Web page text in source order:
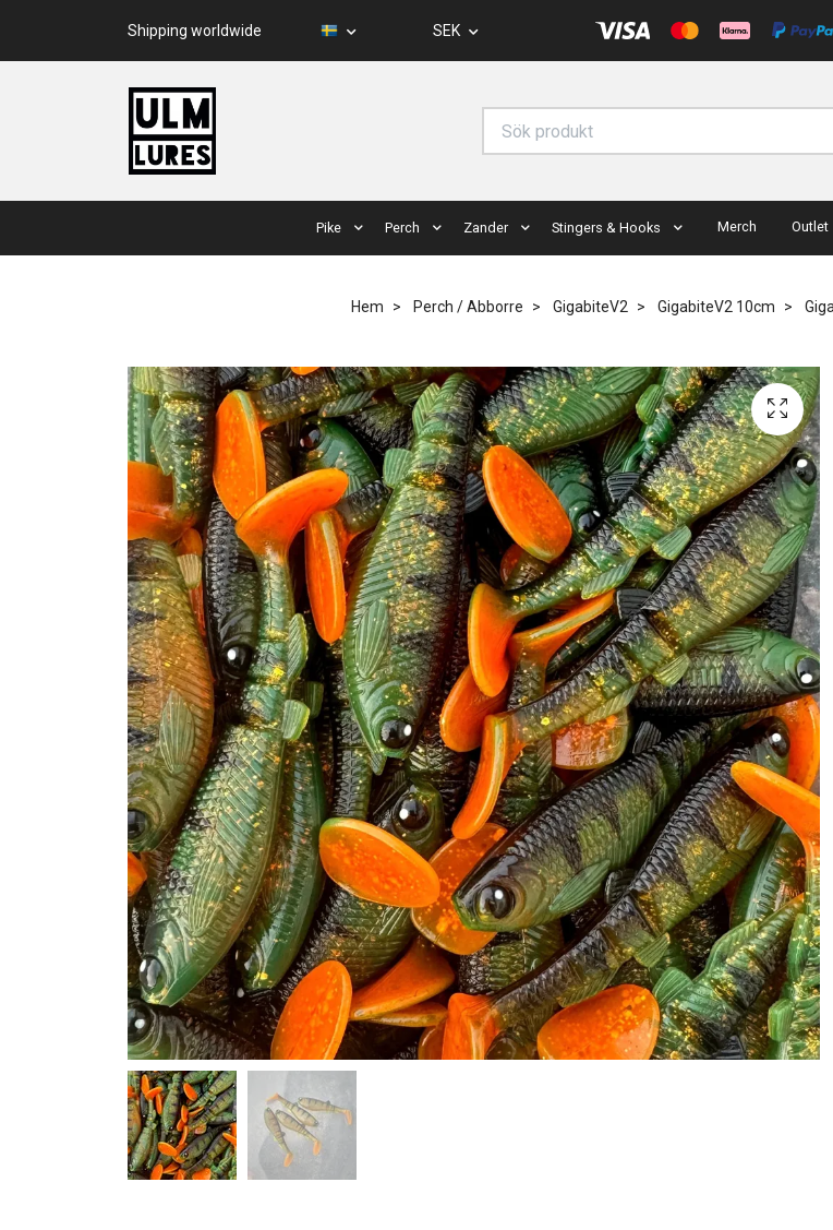
Shipping worldwide SEK
Pike Perch Zander Stingers & Hooks Merch Outlet
Hem Perch / Abborre GigabiteV2 GigabiteV2 10cm